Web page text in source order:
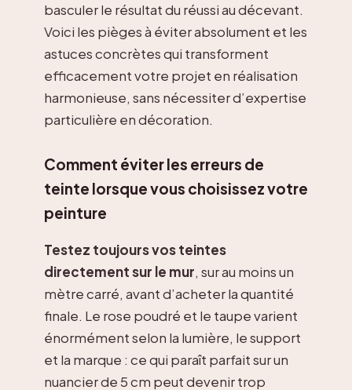
basculer le résultat du réussi au décevant.
Voici les pièges à éviter absolument et les
astuces concrètes qui transforment
efficacement votre projet en réalisation
harmonieuse, sans nécessiter d’expertise
particulière en décoration.
Comment éviter les erreurs de
teinte lorsque vous choisissez votre
peinture
Testez toujours vos teintes
directement sur le mur, sur au moins un
mètre carré, avant d’acheter la quantité
finale. Le rose poudré et le taupe varient
énormément selon la lumière, le support
et la marque : ce qui paraît parfait sur un
nuancier de 5 cm peut devenir trop